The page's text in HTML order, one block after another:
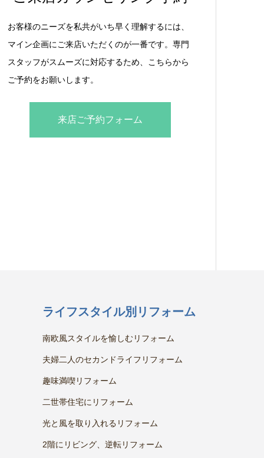
お客様のニーズを私共がいち早く理解するには、
マイン企画にご来店いただくのが一番です。専門
スタッフがスムーズに対応するため、こちらから
ご予約をお願いします。
来店ご予約フォーム
ライフスタイル別リフォーム
南欧風スタイルを愉しむリフォーム
夫婦二人のセカンドライフリフォーム
趣味満喫リフォーム
二世帯住宅にリフォーム
光と風を取り入れるリフォーム
2階にリビング、逆転リフォーム